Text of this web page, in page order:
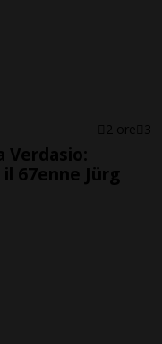
2 ore 3
Verdasio:
67enne Jürg